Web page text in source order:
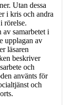
Utan dessa
i kris och andra
rörelse.
samarbetet i
upplagan av
läsaren
beskriver
och
använts för
och